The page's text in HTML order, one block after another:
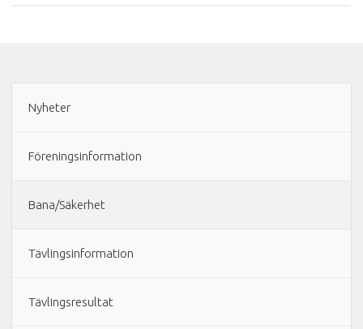
Nyheter
Föreningsinformation
Bana/Säkerhet
Tävlingsinformation
Tävlingsresultat